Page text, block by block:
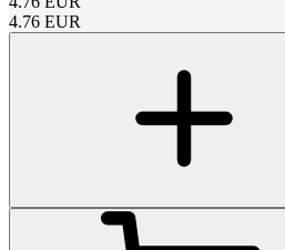
4.76 EUR